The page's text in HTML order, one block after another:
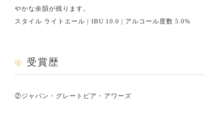
やかな余韻が残ります。
スタイル ライトエール | IBU 10.0 | アルコール度数 5.0%
受賞歴
②ジャパン・グレートビア・アワーズ